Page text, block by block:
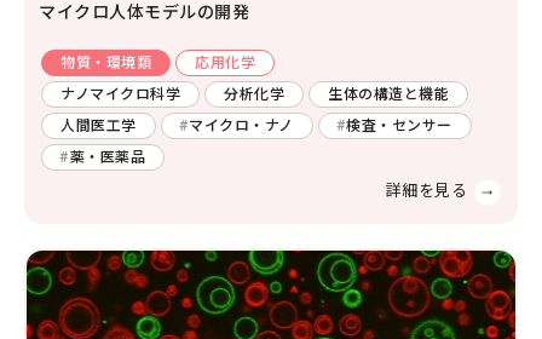
レーザー
光・熱
数学・物理
量子
AI・IoT
コンピューター
情報・通信
画像
材料工学
化学工学
応用物理物性 応用物理工学
人間医工学
化学
無機・錯体化学 分析化学 高分子
有機材料 無機材料化学
エネルギー関連化学 生体分子化学
マイクロ人体モデルの開発
物質・環境類
応用化学
ナノマイクロ科学
分析化学
生体の構造と機能
人間医工学
マイクロ・ナノ
検査・センサー
薬・医薬品